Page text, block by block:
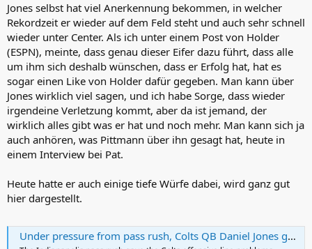
Jones selbst hat viel Anerkennung bekommen, in welcher
Rekordzeit er wieder auf dem Feld steht und auch sehr schnell
wieder unter Center. Als ich unter einem Post von Holder
(ESPN), meinte, dass genau dieser Eifer dazu führt, dass alle
um ihm sich deshalb wünschen, dass er Erfolg hat, hat es
sogar einen Like von Holder dafür gegeben. Man kann über
Jones wirklich viel sagen, und ich habe Sorge, dass wieder
irgendeine Verletzung kommt, aber da ist jemand, der
wirklich alles gibt was er hat und noch mehr. Man kann sich ja
auch anhören, was Pittmann über ihn gesagt hat, heute in
einem Interview bei Pat.
Heute hatte er auch einige tiefe Würfe dabei, wird ganz gut
hier dargestellt.
Under pressure from pass rush, Colts QB Daniel Jones goes deep during training camp